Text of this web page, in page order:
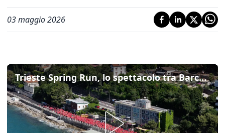
03 maggio 2026
Trieste Spring Run, lo spettacolo tra Barcola e piazza Unità ripreso dall’alto